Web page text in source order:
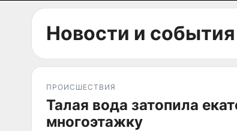
Новости и
ПРОИСШЕСТВИЯ
Талая вода затопила
многоэтажку